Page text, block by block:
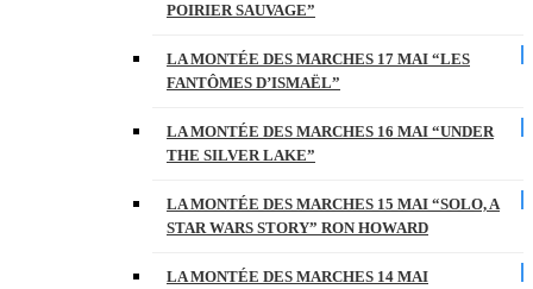
POIRIER SAUVAGE”
LA MONTÉE DES MARCHES 17 MAI “LES
FANTÔMES D’ISMAËL”
LA MONTÉE DES MARCHES 16 MAI “UNDER
THE SILVER LAKE”
LA MONTÉE DES MARCHES 15 MAI “SOLO, A
STAR WARS STORY” RON HOWARD
LA MONTÉE DES MARCHES 14 MAI